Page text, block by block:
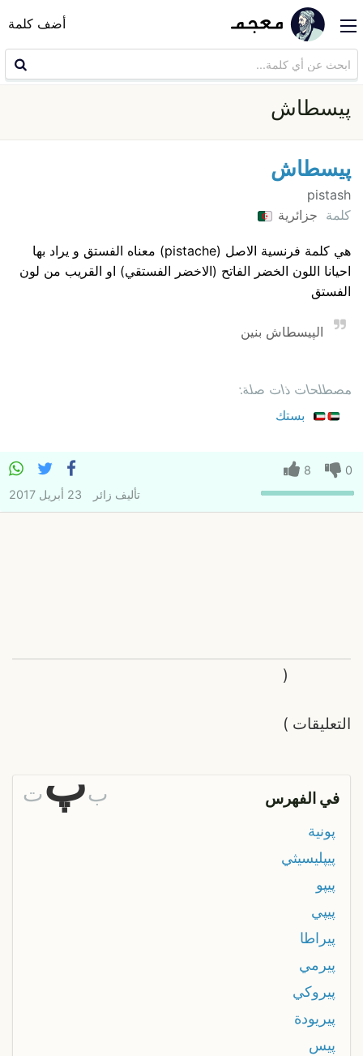
أضف كلمة
پيسطاش
پيسطاش
pistash
كلمة جزائرية
هي كلمة فرنسية الاصل (pistache) معناه الفستق و يراد بها
احيانا اللون الخضر الفاتح (الاخضر الفستقي) او القريب من لون
الفستق
الپيسطاش بنين
مصطلحات ذات صلة:
بستك
0
8
تأليف زائر 23 أبريل 2017
التعليقات
(
)
في الفهرس بپت
پونية
پيپليسيثي
پيپو
پيپي
پيراطا
پيرمي
پيروكي
پيريودة
پيس